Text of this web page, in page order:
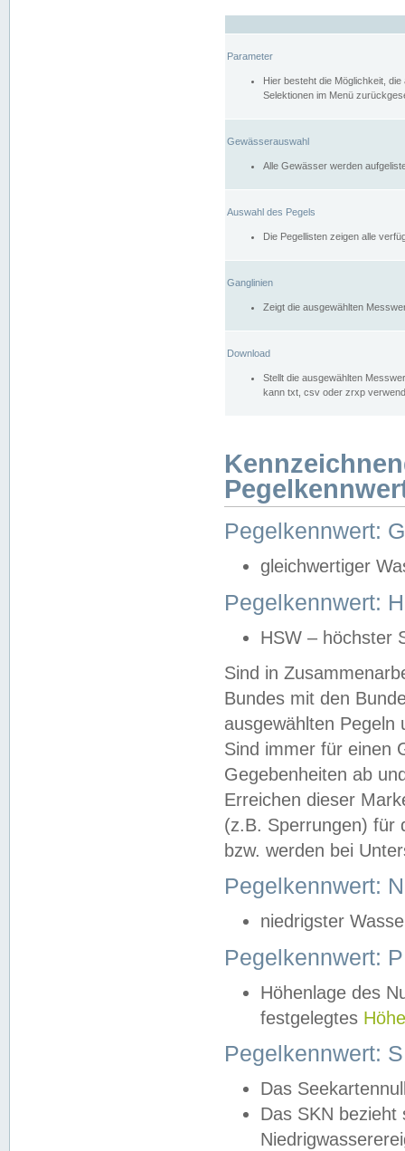
Parameter
Hier besteht die Möglichkeit,
Selektionen im Menü
Gewässerauswahl
Alle Gewässer werden
Auswahl des Pegels
Die Pegellisten zeigen alle
Ganglinien
Zeigt die ausgewählten
Download
Stellt die ausgewählten
kann txt, csv oder zrxp
Pegelkennwert:
gleichwertiger
Pegelkennwert:
HSW – höchster
Sind in
Bundes mit den
ausgewählten
Sind immer für einen
Gegebenheiten ab
Erreichen dieser
(z.B. Sperrungen) für
bzw. werden bei
Pegelkennwert:
niedrigster
Pegelkennwert:
Höhenlage des
festgelegtes
Pegelkennwert:
Das
Das SKN